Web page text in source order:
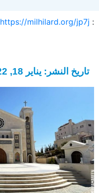
:
https://milhilard.org/jp7j
تاريخ النشر: يناير 18, 2022 5:21 م